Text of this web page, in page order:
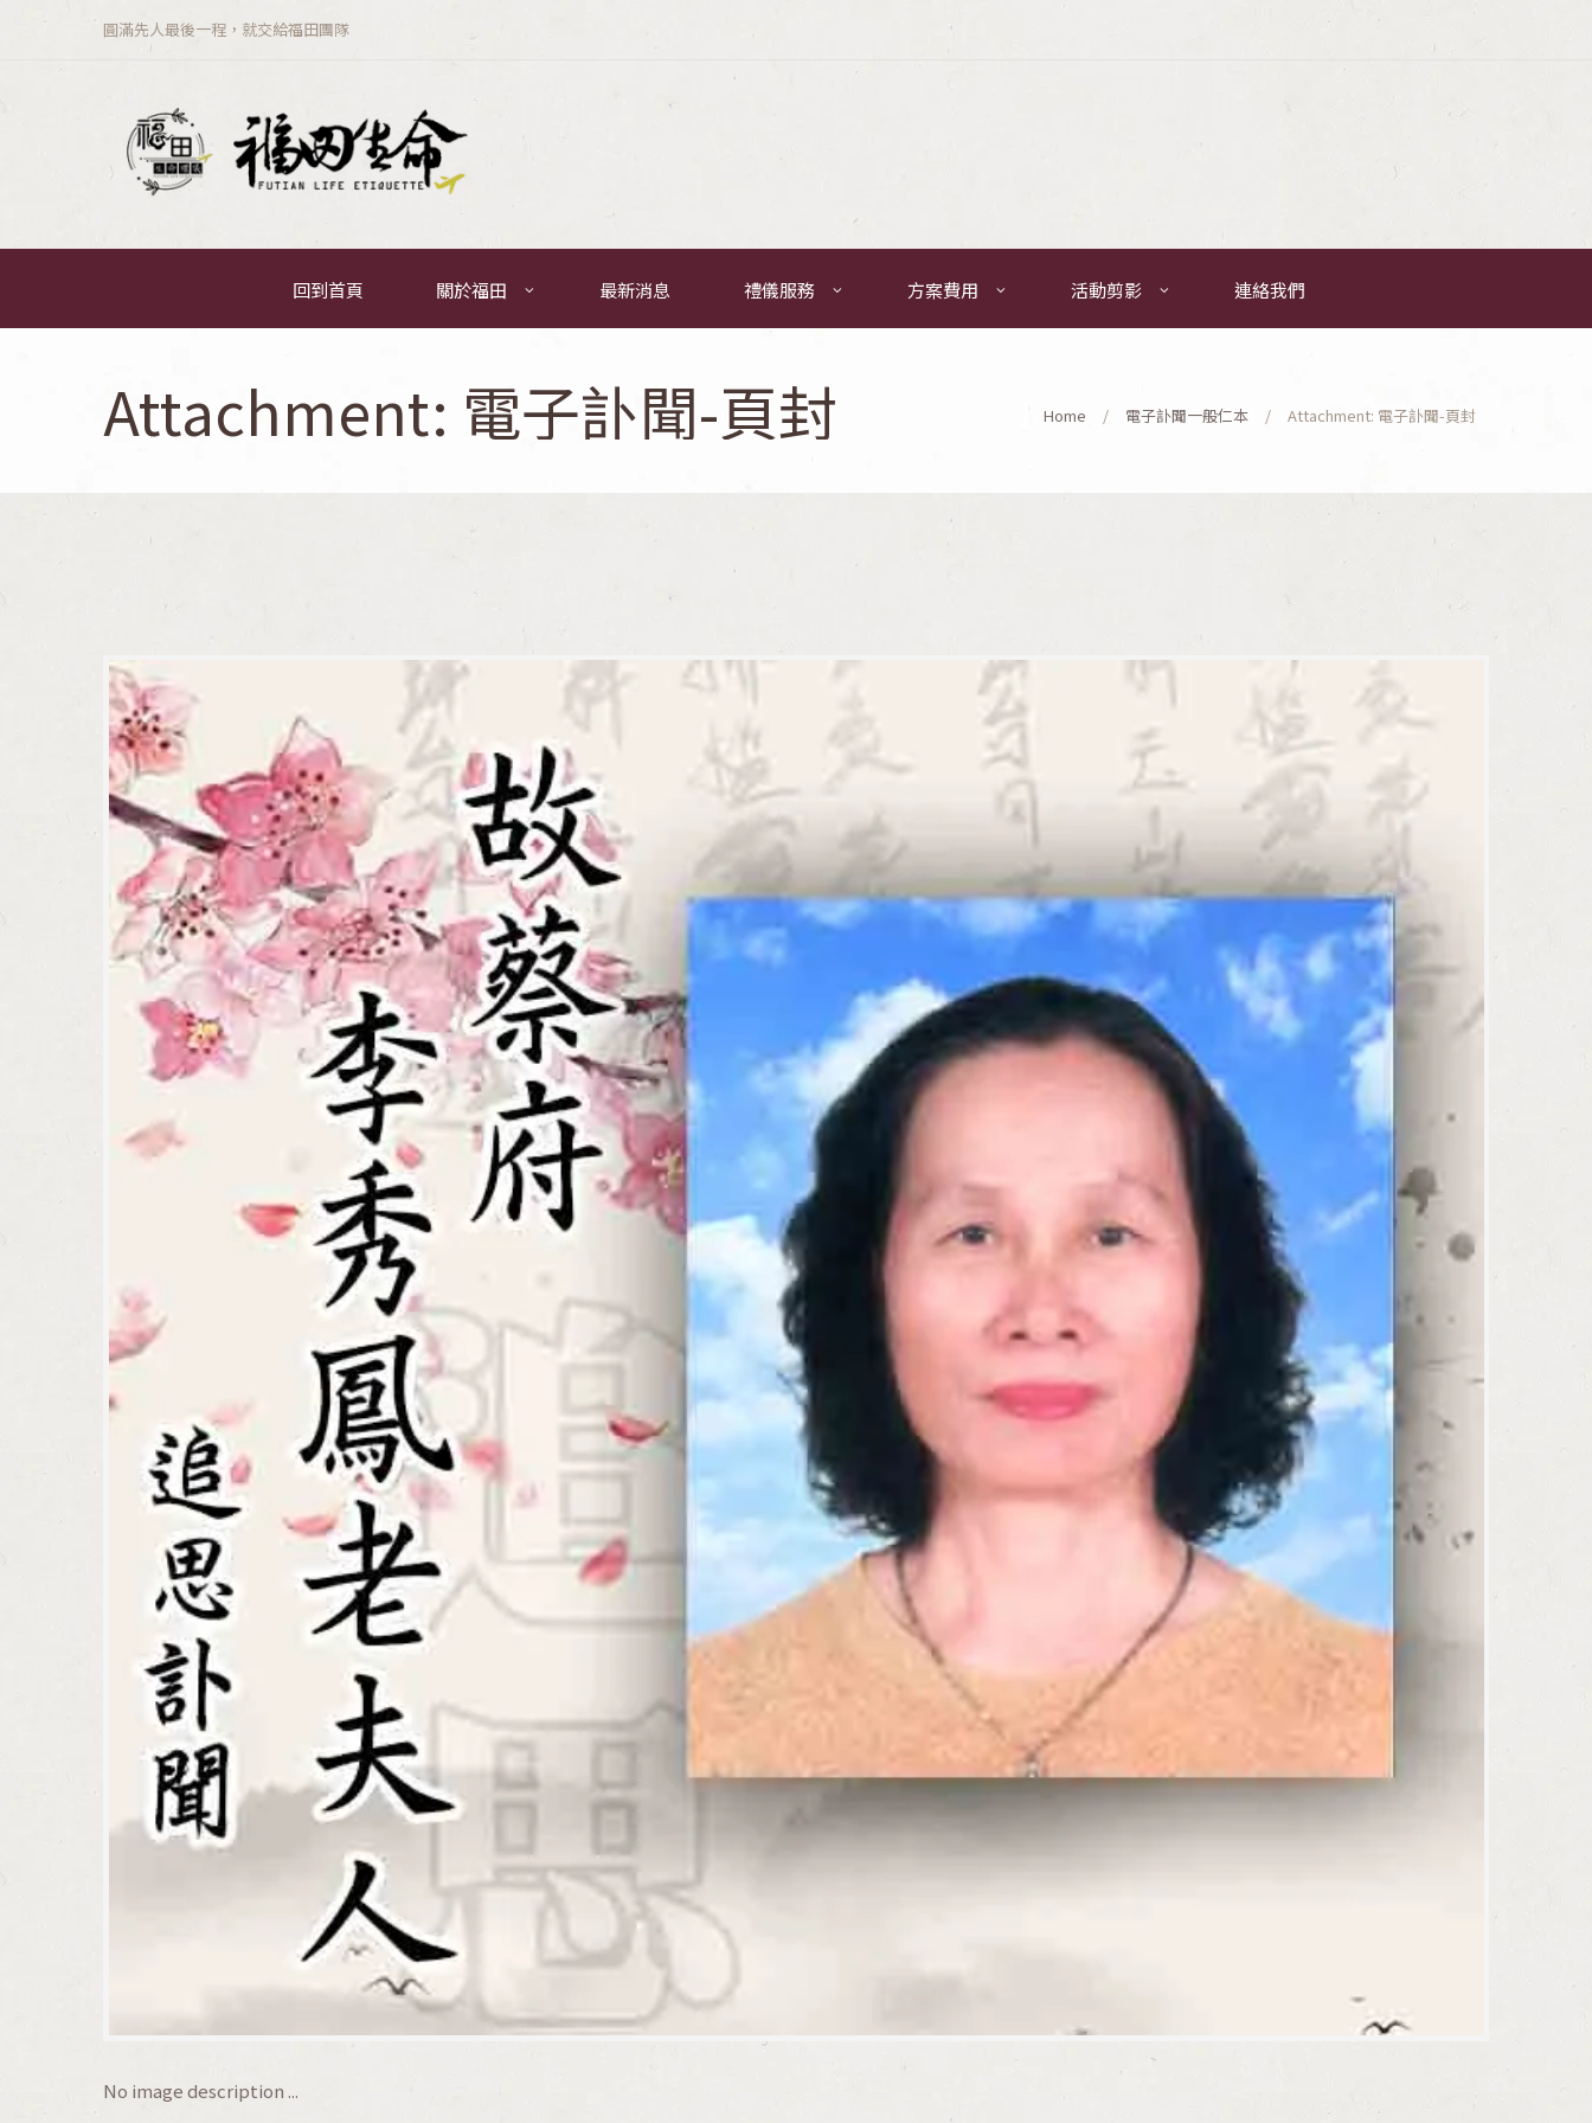
圓滿先人最後一程，就交給福田團隊
回到首頁 關於福田 最新消息 禮儀服務 方案費用 活動剪影 連絡我們
Home 電子訃聞一般仁本 Attachment: 電子訃聞-頁封
Attachment: 電子訃聞-頁封
No image description ...